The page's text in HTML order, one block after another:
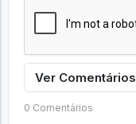
Ver Comentários
0 Comentários